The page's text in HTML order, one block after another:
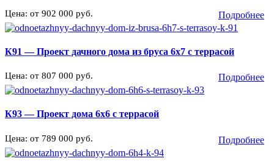
Цена: от 902 000 руб. Подробнее
К91 — Проект дачного дома из бруса 6х7 с террасой
Цена: от 807 000 руб. Подробнее
К93 — Проект дома 6х6 с террасой
Цена: от 789 000 руб. Подробнее